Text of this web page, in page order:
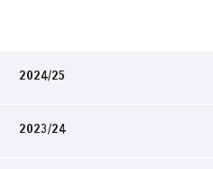
2024/25
2023/24